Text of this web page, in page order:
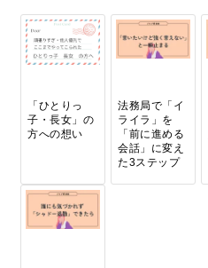
「ひとりっ
子・長女」の
方への想い
法務局で「イ
ライラ」を
「前に進める
会話」に変え
た3ステップ